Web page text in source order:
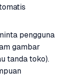
pengguna
gambar
tanda toko).